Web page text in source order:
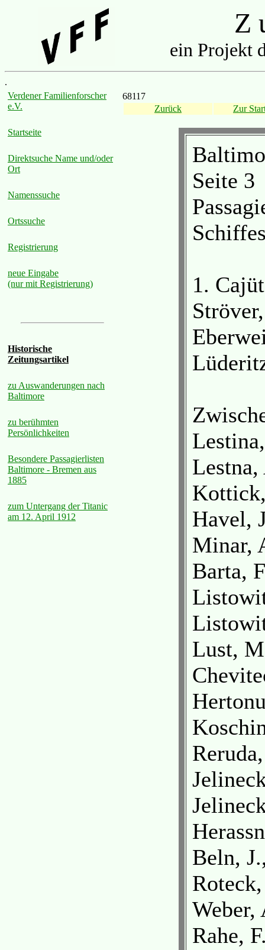
Z
ein Projekt
.
Verdener Familienforscher
e.V.
Startseite
Direktsuche Name und/oder
Ort
Namenssuche
Ortssuche
Registrierung
neue Eingabe
(nur mit Registrierung)
Historische
Zeitungsartikel
zu Auswanderungen nach
Baltimore
zu berühmten
Persönlichkeiten
Besondere Passagierlisten
Baltimore - Bremen aus
1885
zum Untergang der Titanic
am 12. April 1912
68117
Zurück
Zur
Seite 3
1.
Havel,
Minar,
Barta,
Lust,
Beln,
Weber,
Rahe,